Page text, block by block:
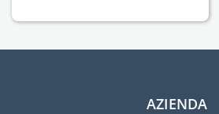
AZIENDA